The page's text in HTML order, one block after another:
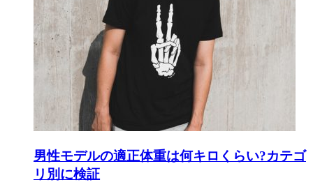
男性モデルの適正体重は何キロくらい?カテゴ
リ別に検証